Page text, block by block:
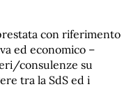
con riferimento
ed economico –
consulenze su
tra la SdS ed i